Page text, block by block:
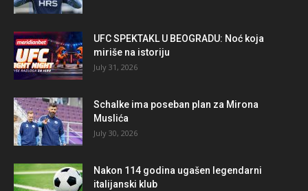
UFC SPEKTAKL U BEOGRADU: Noć koja
miriše na istoriju
July 31, 2026
Schalke ima poseban plan za Mirona
Muslića
July 30, 2026
Nakon 114 godina ugašen legendarni
italijanski klub